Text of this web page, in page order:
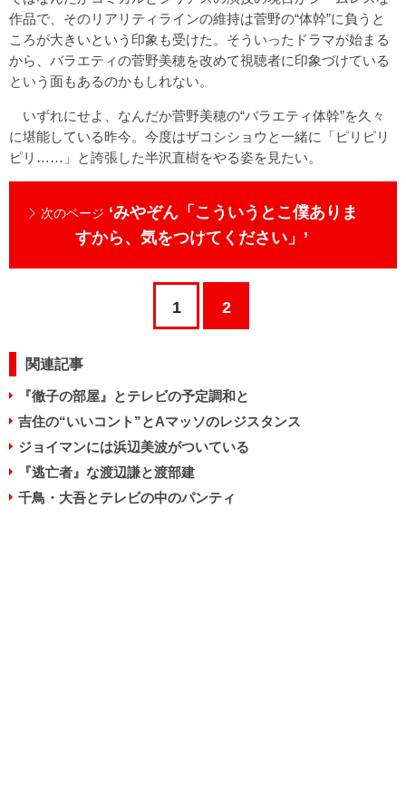
作品で、そのリアリティラインの維持は菅野の“体幹”に負うと
ころが大きいという印象も受けた。そういったドラマが始まる
から、バラエティの菅野美穂を改めて視聴者に印象づけている
という面もあるのかもしれない。
いずれにせよ、なんだか菅野美穂の“バラエティ体幹”を久々
に堪能している昨今。今度はザコシショウと一緒に「ピリピリ
ピリ……」と誇張した半沢直樹をやる姿を見たい。
次のページ ‘みやぞん「こういうとこ僕ありま
すから、気をつけてください」’
1 2
関連記事
『徹子の部屋』とテレビの予定調和と
吉住の“いいコント”とAマッソのレジスタンス
ジョイマンには浜辺美波がついている
『逃亡者』な渡辺謙と渡部建
千鳥・大吾とテレビの中のパンティ